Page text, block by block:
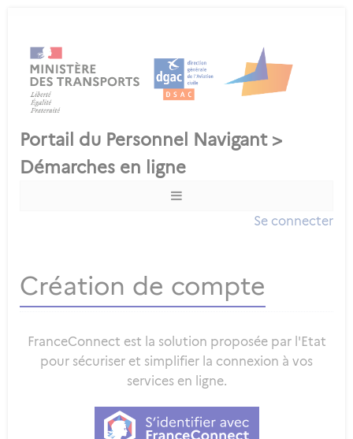
Se connecter
Création de compte
FranceConnect est la solution proposée par l'Etat
pour sécuriser et simplifier la connexion à vos
services en ligne.